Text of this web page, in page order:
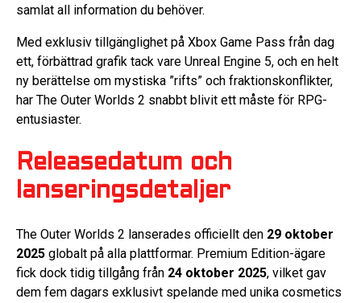
samlat all information du behöver.
Med exklusiv tillgänglighet på Xbox Game Pass från dag
ett, förbättrad grafik tack vare Unreal Engine 5, och en helt
ny berättelse om mystiska ”rifts” och fraktionskonflikter,
har The Outer Worlds 2 snabbt blivit ett måste för RPG-
entusiaster.
Releasedatum och
lanseringsdetaljer
The Outer Worlds 2 lanserades officiellt den 29 oktober
2025 globalt på alla plattformar. Premium Edition-ägare
fick dock tidig tillgång från 24 oktober 2025, vilket gav
dem fem dagars exklusivt spelande med unika cosmetics